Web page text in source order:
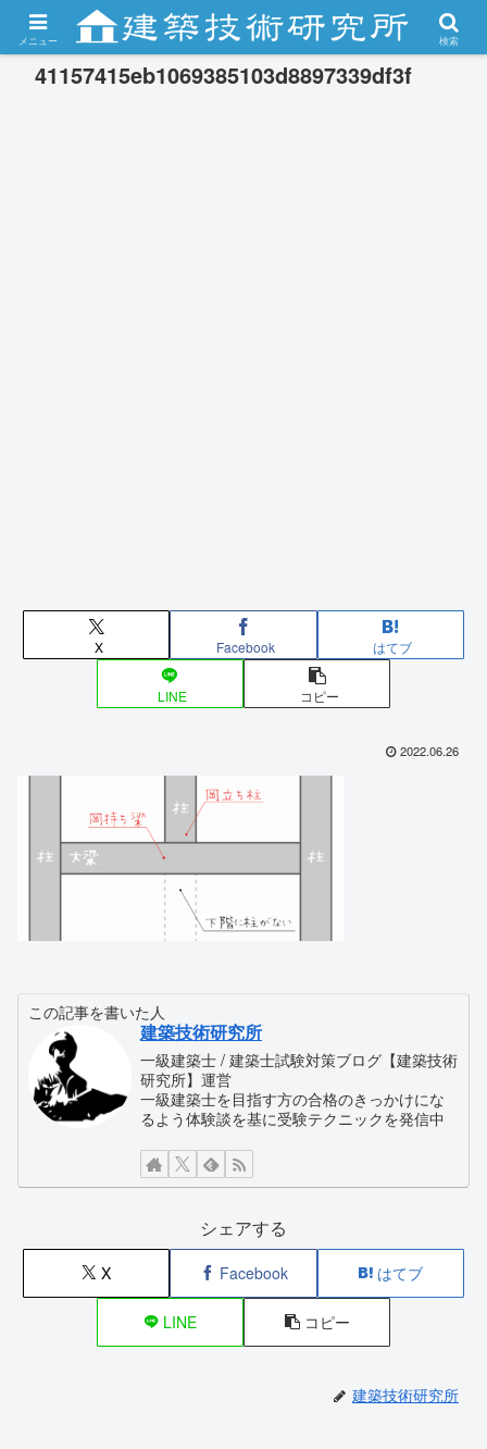
41157415eb1069385103d8897339df3f
X Facebook はてブ
LINE コピー
2022.06.26
この記事を書いた人
建築技術研究所
一級建築士 / 建築士試験対策ブログ【建築技術
研究所】運営
一級建築士を目指す方の合格のきっかけにな
るよう体験談を基に受験テクニックを発信中
シェアする
X Facebook はてブ
LINE コピー
建築技術研究所
メニュー 検索